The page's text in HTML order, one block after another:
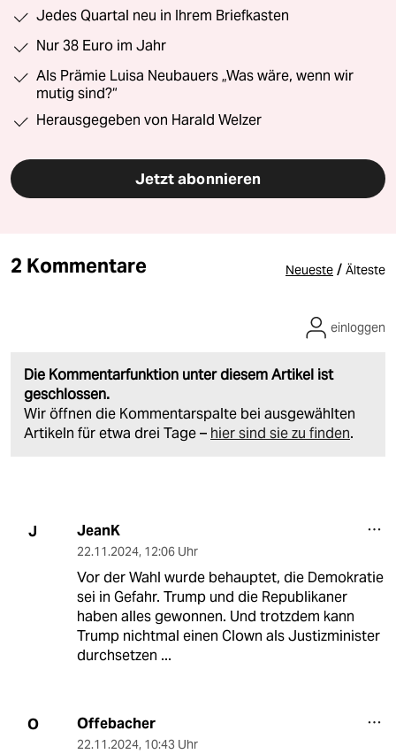
Jedes Quartal neu in Ihrem Briefkasten
Nur 38 Euro im Jahr
Als Prämie Luisa Neubauers „Was wäre, wenn wir
mutig sind?“
Herausgegeben von Harald Welzer
Jetzt abonnieren
2 Kommentare Neueste / Älteste
Die Kommentarfunktion unter diesem Artikel ist
geschlossen.
Wir öffnen die Kommentarspalte bei ausgewählten
Artikeln für etwa drei Tage – hier sind sie zu finden.
einloggen
J JeanK
22.11.2024, 12:06 Uhr
Vor der Wahl wurde behauptet, die Demokratie
sei in Gefahr. Trump und die Republikaner
haben alles gewonnen. Und trotzdem kann
Trump nichtmal einen Clown als Justizminister
durchsetzen ...
O Offebacher
22.11.2024, 10:43 Uhr